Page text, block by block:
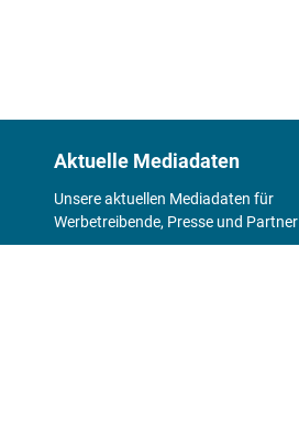
Aktuelle Mediadaten
Unsere aktuellen Mediadaten für
Werbetreibende, Presse und Partner